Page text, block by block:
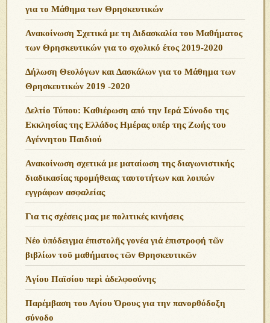
για το Μάθημα των Θρησκευτικών
Ανακοίνωση Σχετικά με τη Διδασκαλία του Μαθήματος
των Θρησκευτικών για το σχολικό έτος 2019-2020
Δήλωση Θεολόγων και Δασκάλων για το Μάθημα των
Θρησκευτικών 2019 -2020
Δελτίο Τύπου: Καθιέρωση από την Ιερά Σύνοδο της
Εκκλησίας της Ελλάδος Ημέρας υπέρ της Ζωής του
Αγέννητου Παιδιού
Ανακοίνωση σχετικά με ματαίωση της διαγωνιστικής
διαδικασίας προμήθειας ταυτοτήτων και λοιπών
εγγράφων ασφαλείας
Για τις σχέσεις μας με πολιτικές κινήσεις
Νέο ὑπόδειγμα ἐπιστολῆς γονέα γιά ἐπιστροφή τῶν
βιβλίων τοῦ μαθήματος τῶν Θρησκευτικῶν
Ἁγίου Παϊσίου περὶ ἀδελφοσύνης
Παρέμβαση του Αγίου Όρους για την πανορθόδοξη
σύνοδο